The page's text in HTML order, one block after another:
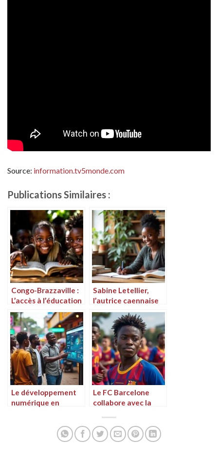
Source: information.tv5monde.com
Publications Similaires :
Congo-Brazzaville :
L’accès à l’éducation
des enfants
pygmées en danger
Sabine Letellier,
l’autrice caennaise
d’origine congolaise,
nous offre un récit
poignant sur le
thème de
l’éducation
Le développement
numérique en
Le FC Barcelone
collabore avec la
Congo pour
favoriser la culture